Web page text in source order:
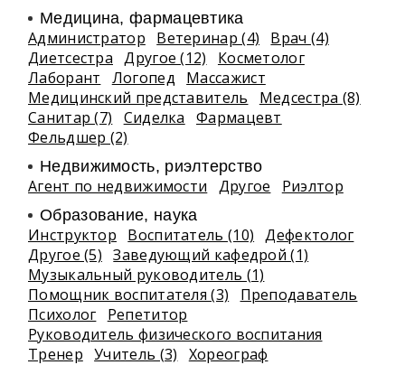
Медицина, фармацевтика
Администратор Ветеринар (4)
Врач (4)
Диетсестра
Другое (12)
Косметолог
Лаборант
Логопед
Массажист
Медицинский представитель
Медсестра (8)
Санитар (7)
Сиделка
Фармацевт
Фельдшер (2)
Недвижимость, риэлтeрство
Агент по недвижимости Другое Риэлтор
Образование, наука
Инструктор Воспитатель (10)
Дефектолог
Другое (5)
Заведующий кафедрой (1)
Музыкальный руководитель (1)
Помощник воспитателя (3)
Преподаватель
Психолог
Репетитор
Руководитель физического воспитания
Тренер Учитель (3) Хореограф